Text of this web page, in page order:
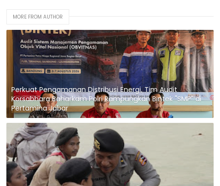
MORE FROM AUTHOR
Perkuat Pengamanan Distribusi Energi, Tim Audit
Korsabhara Baharkam Polri Rampungkan Bintek "SMP" di
Pertamina Jabar